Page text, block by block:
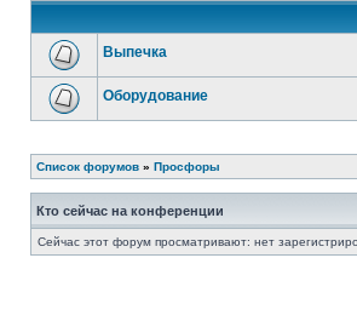
Выпечка
Оборудование
Список форумов » Просфоры
Кто сейчас на конференции
Сейчас этот форум просматривают: нет